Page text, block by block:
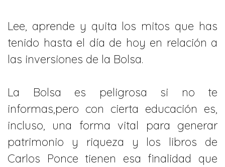
Lee, aprende y quita los mitos que has
tenido hasta el día de hoy en relación a
las inversiones de la Bolsa.
La Bolsa es peligrosa si no te
informas,pero con cierta educación es,
incluso, una forma vital para generar
patrimonio y riqueza y los libros de
Carlos Ponce tienen esa finalidad que